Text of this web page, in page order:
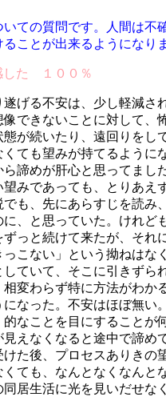
いての質問です。人間は
ことが出来るようになり
した １００％
遂げる不安は、少し軽減さ
像できないことに対して
が続いたり、遠回りをし
ても望みが持てるように
ら諦めが肝心と思ってま
望みであっても、とりあえ
でも、先にあらすじを読
、と思っていた。けれど
ずっと続けて来たが、そ
っこない」という拗ねは
ていて、そこに引きず
変わらず特に方法がわか
なった。不安はほぼ無い
なことを目にすることが
見えなくなると途中で諦
た後、プロセスありきの
くても、なんとなくなん
同居生活に光を見いだせ